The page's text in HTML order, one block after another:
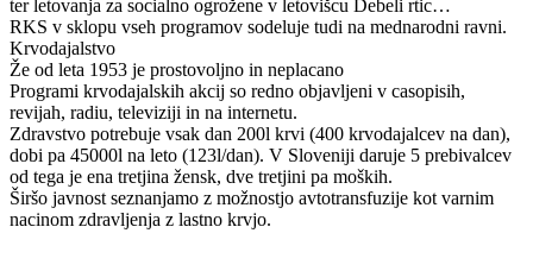
ter letovanja za socialno ogrožene v letovišcu Debeli rtic…
RKS v sklopu vseh programov sodeluje tudi na mednarodni ravni.
Krvodajalstvo
Že od leta 1953 je prostovoljno in neplacano
Programi krvodajalskih akcij so redno objavljeni v casopisih,
revijah, radiu, televiziji in na internetu.
Zdravstvo potrebuje vsak dan 200l krvi (400 krvodajalcev na dan),
dobi pa 45000l na leto (123l/dan). V Sloveniji daruje 5 prebivalcev
od tega je ena tretjina žensk, dve tretjini pa moških.
Širšo javnost seznanjamo z možnostjo avtotransfuzije kot varnim
nacinom zdravljenja z lastno krvjo.